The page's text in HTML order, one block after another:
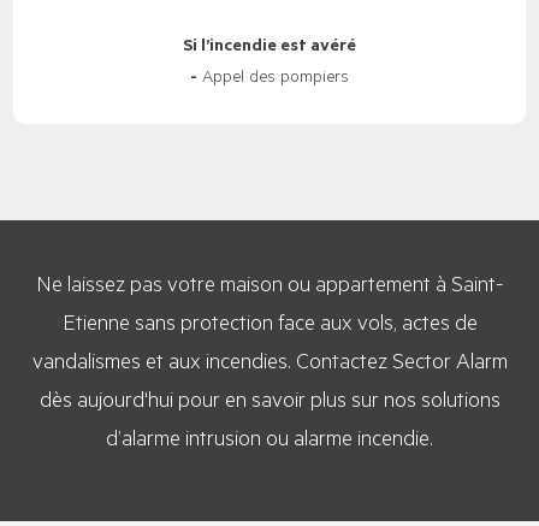
Si l’incendie est avéré
- Appel des pompiers
Ne laissez pas votre maison ou appartement à Saint-
Etienne sans protection face aux vols, actes de
vandalismes et aux incendies. Contactez Sector Alarm
dès aujourd'hui pour en savoir plus sur nos solutions
d’alarme intrusion ou alarme incendie.